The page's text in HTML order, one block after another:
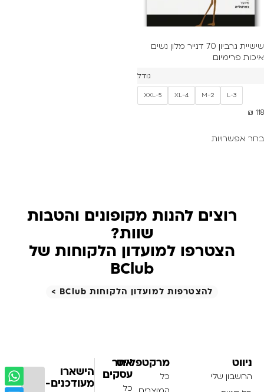
שישיית גרביון 70 דנייר מלון נשים
איכות פרימיום
גודל
L-3
M-2
XL-4
XXL-5
₪ 118
בחר אפשרויות
רוצים להנות מקופונים והטבות
שוות?
הצטרפו למועדון הלקוחות של
BClub
להצטרפות למועדון הלקוחות BClub >
ניווט
החשבון שלי
מרקטפלייס
כל
אתר
עסקים
כל
הישארו
מעודכנים-